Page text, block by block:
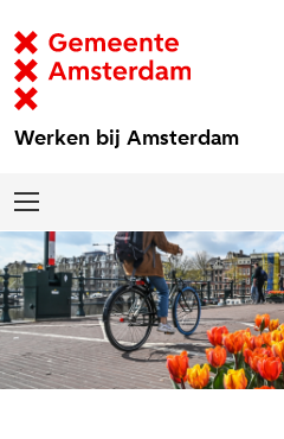
Werken bij Amsterdam